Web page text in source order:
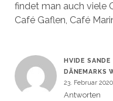
findet man auch viele
Café Gaflen, Café
HVIDE
DÄNEMARKS
23. Februar 2020
Antworten